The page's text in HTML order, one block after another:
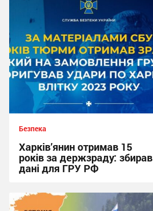
Безпека
Харків’янин отримав 15
років за держзраду: збирав
дані для ГРУ РФ
16:34 сьогодні